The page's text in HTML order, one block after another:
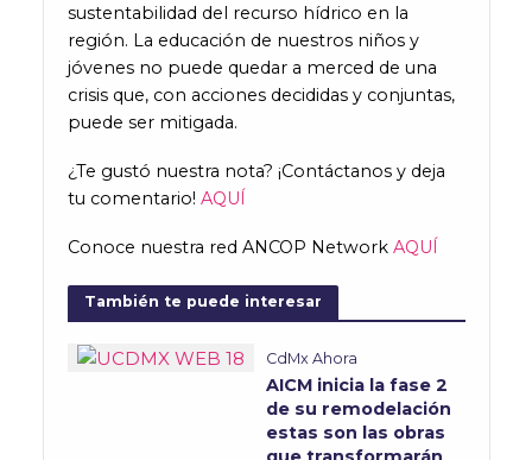
sustentabilidad del recurso hídrico en la
región. La educación de nuestros niños y
jóvenes no puede quedar a merced de una
crisis que, con acciones decididas y conjuntas,
puede ser mitigada.
¿Te gustó nuestra nota? ¡Contáctanos y deja
tu comentario! AQUÍ
Conoce nuestra red ANCOP Network AQUÍ
También te puede interesar
CdMx Ahora
AICM inicia la fase 2
de su remodelación
estas son las obras